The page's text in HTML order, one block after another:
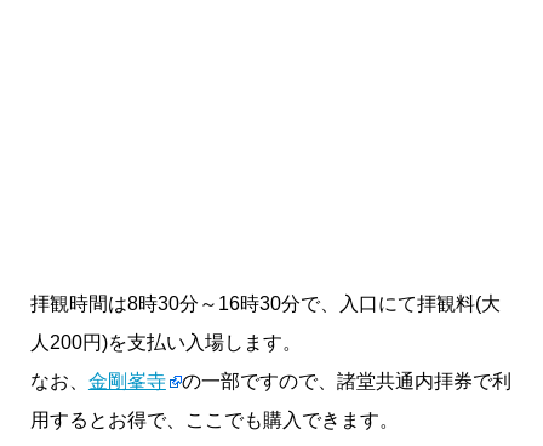
拝観時間は8時30分～16時30分で、入口にて拝観料(大
人200円)を支払い入場します。
なお、 金剛峯寺
の一部ですので、諸堂共通内拝券で利
用するとお得で、ここでも購入できます。